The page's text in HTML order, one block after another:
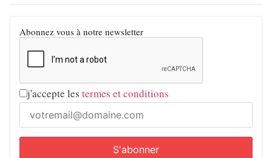
Abonnez vous à notre newsletter
j'accepte les termes et conditions